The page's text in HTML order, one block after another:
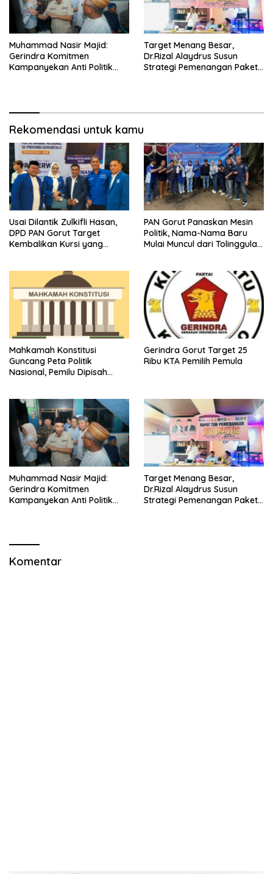
Muhammad Nasir Majid:
Gerindra Komitmen
Kampanyekan Anti Politik
Target Menang Besar,
Dr.Rizal Alaydrus Susun
Strategi Pemenangan Paket
Rekomendasi untuk kamu
Usai Dilantik Zulkifli Hasan,
DPD PAN Gorut Target
Kembalikan Kursi yang
PAN Gorut Panaskan Mesin
Politik, Nama-Nama Baru
Mulai Muncul dari Tolinggula
Mahkamah Konstitusi
Guncang Peta Politik
Nasional, Pemilu Dipisah
Gerindra Gorut Target 25
Ribu KTA Pemilih Pemula
Muhammad Nasir Majid:
Gerindra Komitmen
Kampanyekan Anti Politik
Target Menang Besar,
Dr.Rizal Alaydrus Susun
Strategi Pemenangan Paket
Komentar